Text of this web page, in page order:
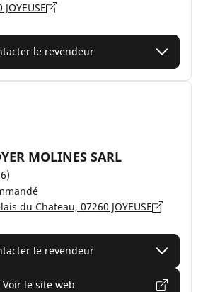
le revendeur
MOLINES SARL
du Chateau, 07260 JOYEUSE
le revendeur
Voir le site web